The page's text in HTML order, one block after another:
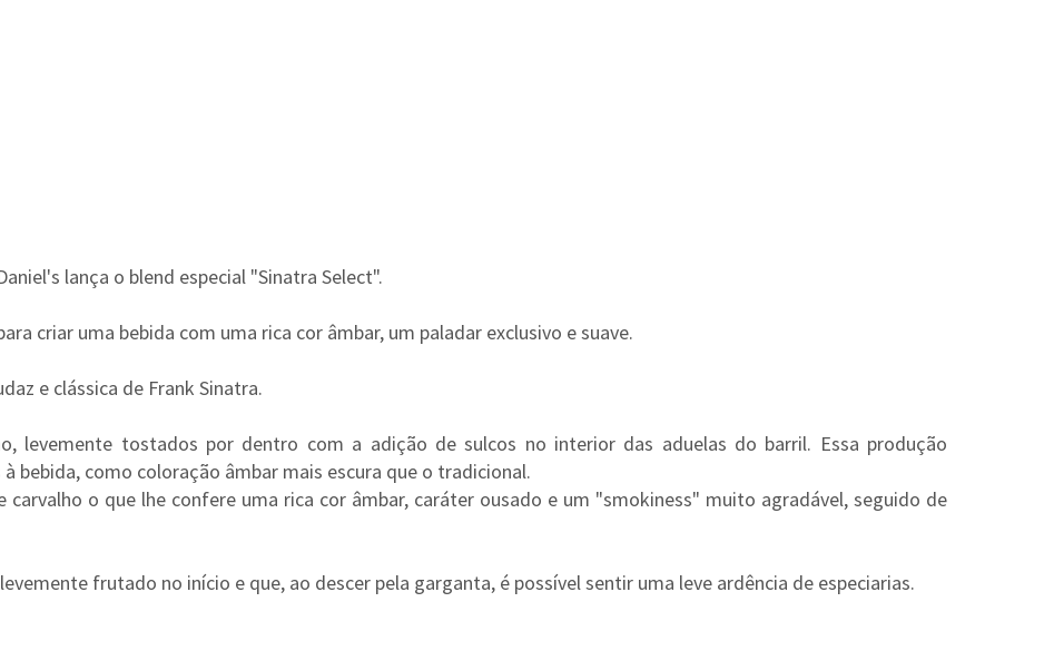
lança o blend especial "Sinatra Select".
criar uma bebida com uma rica cor âmbar, um paladar exclusivo e suave.
e clássica de Frank Sinatra.
levemente tostados por dentro com a adição de sulcos no interior das aduelas do barril. Essa produção
bebida, como coloração âmbar mais escura que o tradicional.
carvalho o que lhe confere uma rica cor âmbar, caráter ousado e um "smokiness" muito agradável, seguido de
frutado no início e que, ao descer pela garganta, é possível sentir uma leve ardência de especiarias.